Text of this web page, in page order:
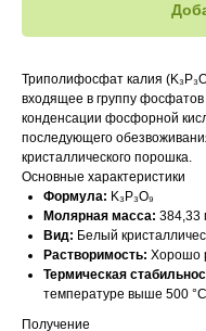
Триполифосфат калия
входящее в группу
конденсации фосфорной
последующего
кристаллического порошка.
Основные характеристики
Формула: K₃P₃O₉
Молярная масса: 384,33
Вид: Белый
Растворимость: Хорошо
Термическая
температуре выше 500 °C
Получение